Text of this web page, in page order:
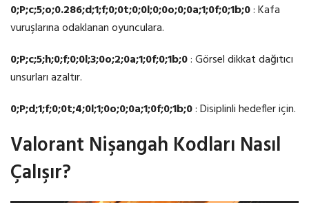
0;P;c;5;o;0.286;d;1;f;0;0t;0;0l;0;0o;0;0a;1;0f;0;1b;0: Kafa
vuruşlarına odaklanan oyunculara.
0;P;c;5;h;0;f;0;0l;3;0o;2;0a;1;0f;0;1b;0: Görsel dikkat dağıtıcı
unsurları azaltır.
0;P;d;1;f;0;0t;4;0l;1;0o;0;0a;1;0f;0;1b;0: Disiplinli hedefler için.
Valorant Nişangah Kodları Nasıl
Çalışır?